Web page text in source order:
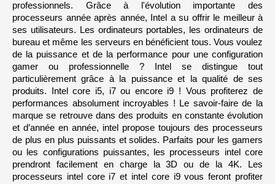
professionnels. Grâce à l'évolution importante des
processeurs année après année, Intel a su offrir le meilleur à
ses utilisateurs. Les ordinateurs portables, les ordinateurs de
bureau et même les serveurs en bénéficient tous. Vous voulez
de la puissance et de la performance pour une configuration
gamer ou professionnelle ? Intel se distingue tout
particulièrement grâce à la puissance et la qualité de ses
produits. Intel core i5, i7 ou encore i9 ! Vous profiterez de
performances absolument incroyables ! Le savoir-faire de la
marque se retrouve dans des produits en constante évolution
et d’année en année, intel propose toujours des processeurs
de plus en plus puissants et solides. Parfaits pour les gamers
ou les configurations puissantes, les processeurs intel core
prendront facilement en charge la 3D ou de la 4K. Les
processeurs intel core i7 et intel core i9 vous feront profiter